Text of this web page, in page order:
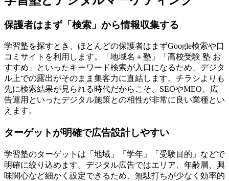
保護者はまず「検索」から情報収集する
学習塾を探すとき、 ほとんどの保護者はまずGoogle検索や口
コミサイトを利用 します。「地域名＋塾」「高校受験 塾 お
すすめ」といったキーワード検索が入口になるため、デジタ
ル上での露出がそのまま集客力に直結します。チラシよりも
先に検索結果が見られる時代だからこそ、 SEOやMEO、広
告運用といったデジタル施策との相性が非常に良い業種とい
えます。
ターゲットが明確で広告設計しやすい
学習塾のターゲットは 「地域」「学年」「受験目的」などで
明確に絞り込めます。デジタル広告ではエリア、年齢層、興
味関心など細かく設定できるため、 無駄打ちが少なく効率的